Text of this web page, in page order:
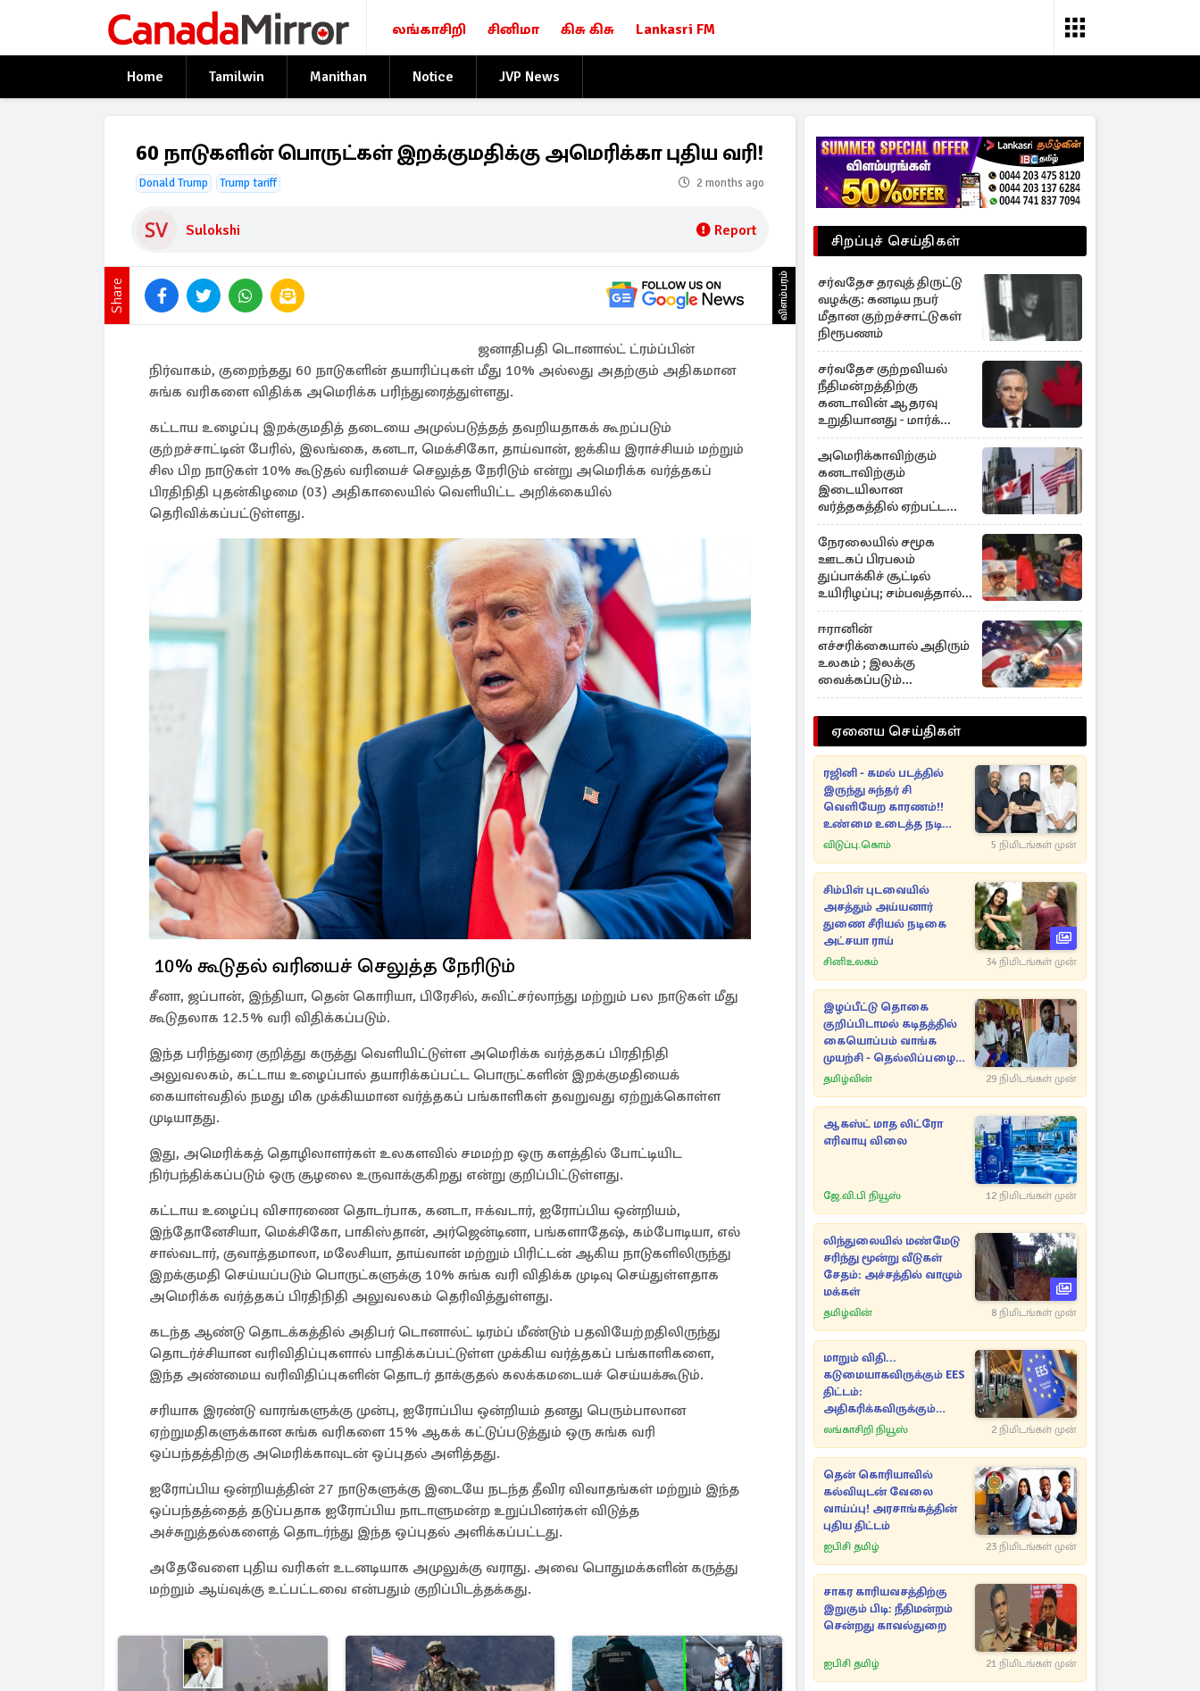
லங்காசிறி சினிமா கிசு கிசு Lankasri FM
Home Tamilwin Manithan Notice JVP News
60 நாடுகளின் பொருட்கள் இறக்குமதிக்கு அமெரிக்கா புதிய வரி!
Donald Trump Trump tariff 2 months ago
Sulokshi Report
Share விளம்பரம்
ஜனாதிபதி டொனால்ட் ட்ரம்ப்பின்
நிர்வாகம், குறைந்தது 60 நாடுகளின் தயாரிப்புகள் மீது 10% அல்லது அதற்கும் அதிகமான
சுங்க வரிகளை விதிக்க அமெரிக்க பரிந்துரைத்துள்ளது.
கட்டாய உழைப்பு இறக்குமதித் தடையை அமுல்படுத்தத் தவறியதாகக் கூறப்படும்
குற்றச்சாட்டின் பேரில், இலங்கை, கனடா, மெக்சிகோ, தாய்வான், ஐக்கிய இராச்சியம் மற்றும்
சில பிற நாடுகள் 10% கூடுதல் வரியைச் செலுத்த நேரிடும் என்று அமெரிக்க வர்த்தகப்
பிரதிநிதி புதன்கிழமை (03) அதிகாலையில் வெளியிட்ட அறிக்கையில்
தெரிவிக்கப்பட்டுள்ளது.
10% கூடுதல் வரியைச் செலுத்த நேரிடும்
சீனா, ஜப்பான், இந்தியா, தென் கொரியா, பிரேசில், சுவிட்சர்லாந்து மற்றும் பல நாடுகள் மீது
கூடுதலாக 12.5% ​​வரி விதிக்கப்படும்.
இந்த பரிந்துரை குறித்து கருத்து வெளியிட்டுள்ள அமெரிக்க வர்த்தகப் பிரதிநிதி
அலுவலகம், கட்டாய உழைப்பால் தயாரிக்கப்பட்ட பொருட்களின் இறக்குமதியைக்
கையாள்வதில் நமது மிக முக்கியமான வர்த்தகப் பங்காளிகள் தவறுவது ஏற்றுக்கொள்ள
முடியாதது.
இது, அமெரிக்கத் தொழிலாளர்கள் உலகளவில் சமமற்ற ஒரு களத்தில் போட்டியிட
நிர்பந்திக்கப்படும் ஒரு சூழலை உருவாக்குகிறது என்று குறிப்பிட்டுள்ளது.
கட்டாய உழைப்பு விசாரணை தொடர்பாக, கனடா, ஈக்வடார், ஐரோப்பிய ஒன்றியம்,
இந்தோனேசியா, மெக்சிகோ, பாகிஸ்தான், அர்ஜென்டினா, பங்களாதேஷ், கம்போடியா, எல்
சால்வடார், குவாத்தமாலா, மலேசியா, தாய்வான் மற்றும் பிரிட்டன் ஆகிய நாடுகளிலிருந்து
இறக்குமதி செய்யப்படும் பொருட்களுக்கு 10% சுங்க வரி விதிக்க முடிவு செய்துள்ளதாக
அமெரிக்க வர்த்தகப் பிரதிநிதி அலுவலகம் தெரிவித்துள்ளது.
கடந்த ஆண்டு தொடக்கத்தில் அதிபர் டொனால்ட் டிரம்ப் மீண்டும் பதவியேற்றதிலிருந்து
தொடர்ச்சியான வரிவிதிப்புகளால் பாதிக்கப்பட்டுள்ள முக்கிய வர்த்தகப் பங்காளிகளை,
இந்த அண்மைய வரிவிதிப்புகளின் தொடர் தாக்குதல் கலக்கமடையச் செய்யக்கூடும்.
சரியாக இரண்டு வாரங்களுக்கு முன்பு, ஐரோப்பிய ஒன்றியம் தனது பெரும்பாலான
ஏற்றுமதிகளுக்கான சுங்க வரிகளை 15% ஆகக் கட்டுப்படுத்தும் ஒரு சுங்க வரி
ஒப்பந்தத்திற்கு அமெரிக்காவுடன் ஒப்புதல் அளித்தது.
ஐரோப்பிய ஒன்றியத்தின் 27 நாடுகளுக்கு இடையே நடந்த தீவிர விவாதங்கள் மற்றும் இந்த
ஒப்பந்தத்தைத் தடுப்பதாக ஐரோப்பிய நாடாளுமன்ற உறுப்பினர்கள் விடுத்த
அச்சுறுத்தல்களைத் தொடர்ந்து இந்த ஒப்புதல் அளிக்கப்பட்டது.
அதேவேளை புதிய வரிகள் உடனடியாக அமுலுக்கு வராது. அவை பொதுமக்களின் கருத்து
மற்றும் ஆய்வுக்கு உட்பட்டவை என்பதும் குறிப்பிடத்தக்கது.
சிறப்புச் செய்திகள்
சர்வதேச தரவுத் திருட்டு
வழக்கு: கனடிய நபர்
மீதான குற்றச்சாட்டுகள்
நிரூபணம்
சர்வதேச குற்றவியல்
நீதிமன்றத்திற்கு
கனடாவின் ஆதரவு
உறுதியானது - மார்க்
கார்னி
அமெரிக்காவிற்கும்
கனடாவிற்கும்
இடையிலான
வர்த்தகத்தில் ஏற்பட்ட
மாற்றம்
நேரலையில் சமூக
ஊடகப் பிரபலம்
துப்பாக்கிச் சூட்டில்
உயிரிழப்பு; சம்பவத்தால்
ஷாக்
ஈரானின்
எச்சரிக்கையால் அதிரும்
உலகம் ; இலக்கு
வைக்கப்படும்
மத்தியக்கிழக்கு
ஏனைய செய்திகள்
ரஜினி - கமல் படத்தில்
இருந்து சுந்தர் சி
வெளியேற காரணம்!!
உண்மை உடைத்த நடிகை
குஷ்பூ..
விடுப்பு.கொம் 5 நிமிடங்கள் முன்
சிம்பிள் புடவையில்
அசத்தும் அய்யனார்
துணை சீரியல் நடிகை
அட்சயா ராய்
சினிஉலகம் 34 நிமிடங்கள் முன்
இழப்பீட்டு தொகை
குறிப்பிடாமல் கடிதத்தில்
கையொப்பம் வாங்க
முயற்சி - தெல்லிப்பழை
பிரதேச செயலகத்தில்
தமிழ்வின் 29 நிமிடங்கள் முன்
ஆகஸ்ட் மாத லிட்ரோ
எரிவாயு விலை
ஜே.வி.பி நியூஸ் 12 நிமிடங்கள் முன்
லிந்துலையில் மண்மேடு
சரிந்து மூன்று வீடுகள்
சேதம்: அச்சத்தில் வாழும்
மக்கள்
தமிழ்வின் 8 நிமிடங்கள் முன்
மாறும் விதி...
கடுமையாகவிருக்கும் EES
திட்டம்:
அதிகரிக்கவிருக்கும்
குழப்பங்கள்
லங்காசிறி நியூஸ் 2 நிமிடங்கள் முன்
தென் கொரியாவில்
கல்வியுடன் வேலை
வாய்ப்பு! அரசாங்கத்தின்
புதிய திட்டம்
ஐபிசி தமிழ் 23 நிமிடங்கள் முன்
சாகர காரியவசத்திற்கு
இறுகும் பிடி: நீதிமன்றம்
சென்றது காவல்துறை
ஐபிசி தமிழ் 21 நிமிடங்கள் முன்